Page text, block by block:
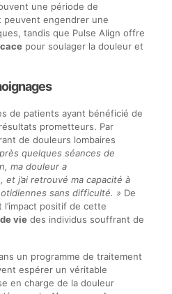
une période de
peuvent engendrer une
tandis que Pulse Align offre
pour soulager la douleur et
de patients ayant bénéficié de
prometteurs. Par
de douleurs lombaires
quelques séances de
ma douleur a
j’ai retrouvé ma capacité à
sans difficulté. » De
positif de cette
viedes individus souffrant de
un programme de traitement
espérer un véritable
en charge de la douleur